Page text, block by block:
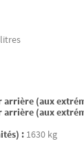
arrière (aux
arrière (aux
: 1630 kg